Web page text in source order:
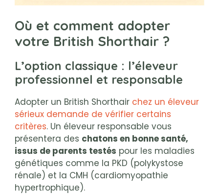
Où et comment adopter
votre British Shorthair ?
L’option classique : l’éleveur
professionnel et responsable
Adopter un British Shorthair chez un éleveur
sérieux demande de vérifier certains
critères. Un éleveur responsable vous
présentera des chatons en bonne santé,
issus de parents testés pour les maladies
génétiques comme la PKD (polykystose
rénale) et la CMH (cardiomyopathie
hypertrophique).